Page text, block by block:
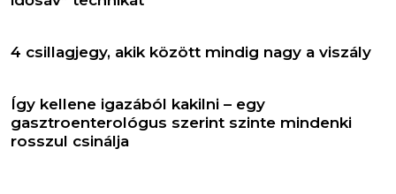
4 csillagjegy, akik között mindig nagy a viszály
Így kellene igazából kakilni – egy
gasztroenterológus szerint szinte mindenki
rosszul csinálja